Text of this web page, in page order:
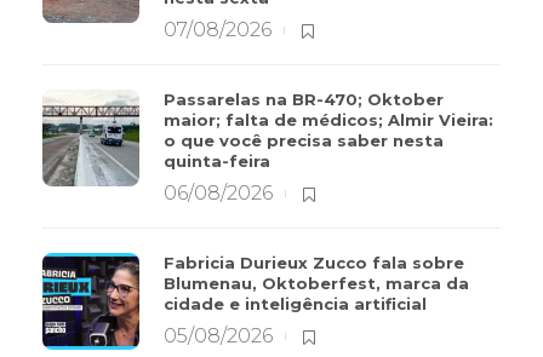
07/08/2026
Passarelas na BR-470; Oktober
maior; falta de médicos; Almir Vieira:
o que você precisa saber nesta
quinta-feira
06/08/2026
Fabricia Durieux Zucco fala sobre
Blumenau, Oktoberfest, marca da
cidade e inteligência artificial
05/08/2026